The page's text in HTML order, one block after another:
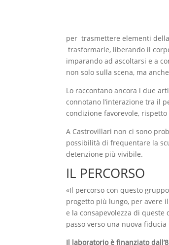
per trasmettere elementi
trasformarle, liberando il
imparando ad ascoltarsi e a
non solo sulla scena, ma
Lo raccontano ancora i due
connotano l’interazione tra il
condizione favorevole,
A Castrovillari non ci sono
possibilità di frequentare la
detenzione più vivibile.
IL PERCORSO
«Il percorso con questo
progetto più lungo, per avere
e la consapevolezza di
passo verso una nuova
Il laboratorio è finanziato